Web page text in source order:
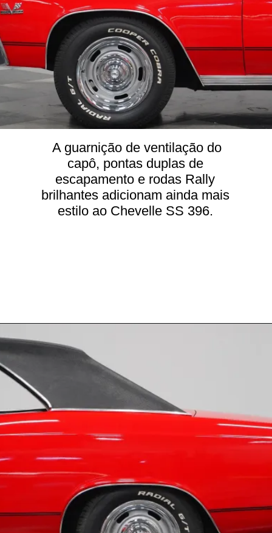
A guarnição de ventilação do
capô, pontas duplas de
escapamento e rodas Rally
brilhantes adicionam ainda mais
estilo ao Chevelle SS 396.
Opening